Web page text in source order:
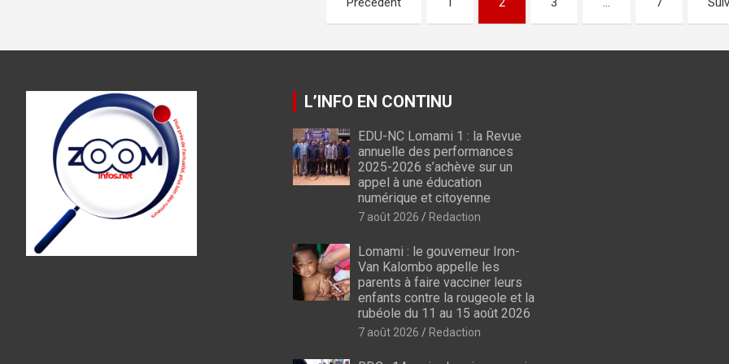
L’INFO EN CONTINU
EDU-NC Lomami 1 : la Revue
annuelle des performances
2025-2026 s’achève sur un
appel à une éducation
numérique et citoyenne
7 août 2026 Redaction
Lomami : le gouverneur Iron-
Van Kalombo appelle les
parents à faire vacciner leurs
enfants contre la rougeole et la
rubéole du 11 au 15 août 2026
7 août 2026 Redaction